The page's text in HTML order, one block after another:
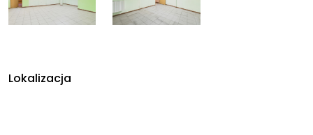
Lokalizacja